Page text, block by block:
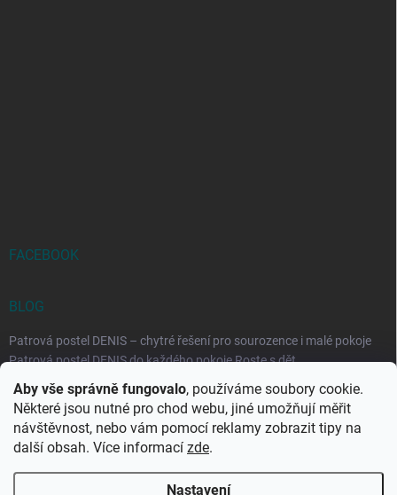
Aby vše správně fungovalo, používáme soubory cookie.
Některé jsou nutné pro chod webu, jiné umožňují měřit
návštěvnost, nebo vám pomocí reklamy zobrazit tipy na
další obsah. Více informací zde.
Nastavení
FACEBOOK
BLOG
Patrová postel DENIS – chytré řešení pro sourozence i malé pokoje
Patrová postel DENIS do každého pokoje Roste s dět...
Rozkládací postele RELAX – ideální řešení pro malé prostory i
každodenní spaní
Rozkládací postel, která se přizpůsobí vašemu živo...